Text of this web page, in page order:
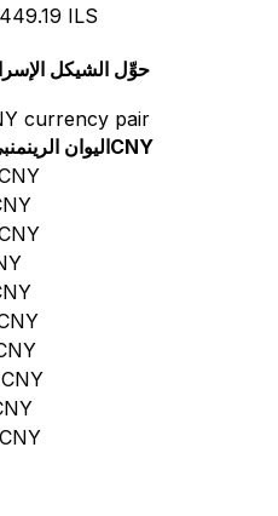
ILS
حوِّل الشيكل
currency pair
اليوانCNY
CNY
CNY